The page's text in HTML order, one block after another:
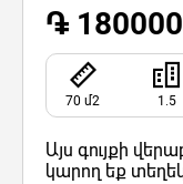
֏
70 մ2 1.5
Այս գույքի
կարող եք